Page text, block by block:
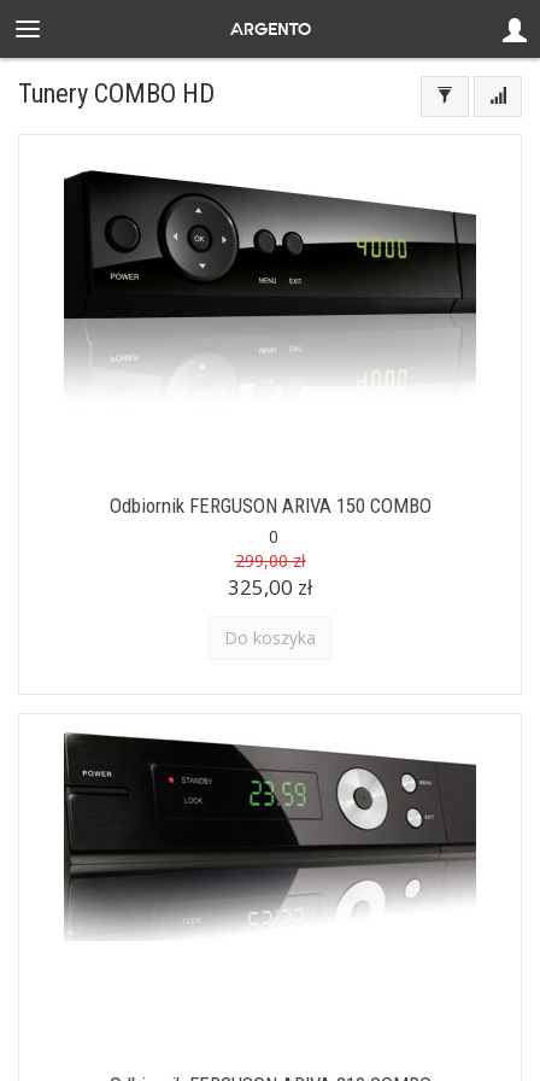
Tunery COMBO HD
Odbiornik FERGUSON ARIVA 150 COMBO
0
299,00 zł
325,00 zł
Do koszyka